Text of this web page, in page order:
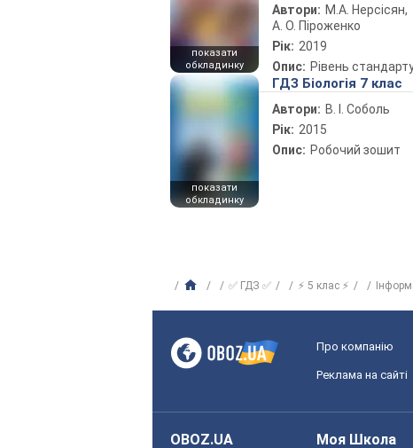
показати
обкладинку
Автори: М.А. Нерсісян,
А. О. Піроженко
Рік: 2019
Опис: Рівень
показати
обкладинку
ГДЗ Біологія 7 клас
Автори: В. І. Соболь
Рік: 2015
Опис: Робочий зошит
✅ ГДЗ ✅ ⚡ 5 клас ⚡
Про компанію
Реклама на сайті
OBOZ.UA Моя Школа